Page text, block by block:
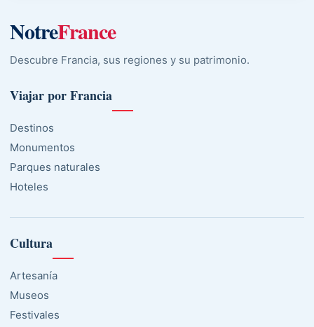
NotreFrance
Descubre Francia, sus regiones y su patrimonio.
Viajar por Francia
Destinos
Monumentos
Parques naturales
Hoteles
Cultura
Artesanía
Museos
Festivales